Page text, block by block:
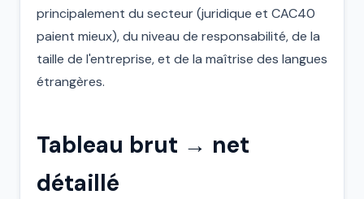
principalement du secteur (juridique et CAC40
paient mieux), du niveau de responsabilité, de la
taille de l'entreprise, et de la maîtrise des langues
étrangères.
Tableau brut → net
détaillé